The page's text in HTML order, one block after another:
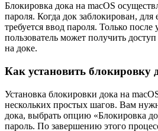
Блокировка дока на macOS
пароля. Когда док заблокирован, для
требуется ввод пароля. Только
пользователь может получить
на доке.
Как установить блокировку
Установка блокировки дока на
нескольких простых шагов. Вам
дока, выбрать опцию «Блокировка
пароль. По завершению этого